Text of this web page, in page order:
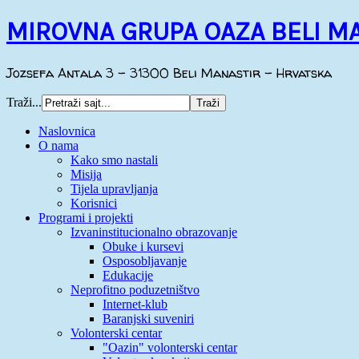
MIROVNA GRUPA OAZA BELI
Jozsefa Antala 3 - 31300 Beli Manastir - Hrvatska
Traži...
Naslovnica
O nama
Kako smo nastali
Misija
Tijela upravljanja
Korisnici
Programi i projekti
Izvaninstitucionalno obrazovanje
Obuke i kursevi
Osposobljavanje
Edukacije
Neprofitno poduzetništvo
Internet-klub
Baranjski suveniri
Volonterski centar
"Oazin" volonterski centar